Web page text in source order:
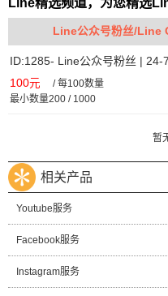
Line公众号粉丝/
ID:1285- Line公众号粉丝 | 24-
100元 /每100数量
最小数量200 / 1000
暂
相关产品
Youtube服务
Facebook服务
Instagram服务